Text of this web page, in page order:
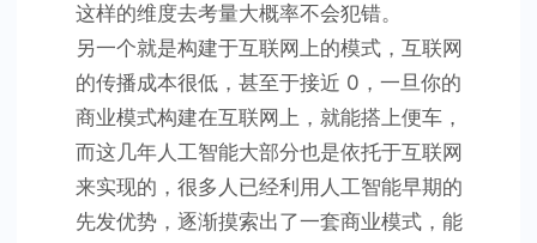
这样的维度去考量大概率不会犯错。
另一个就是构建于互联网上的模式，互联网
的传播成本很低，甚至于接近 0，一旦你的
商业模式构建在互联网上，就能搭上便车，
而这几年人工智能大部分也是依托于互联网
来实现的，很多人已经利用人工智能早期的
先发优势，逐渐摸索出了一套商业模式，能